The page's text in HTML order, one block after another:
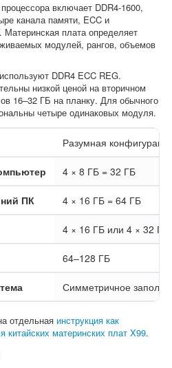
включает DDR4-1600,
канала памяти, ECC и
плата определяет
модулей, рангов, объемов
DDR4 ECC REG.
низкой ценой на вторичном
16–32 ГБ на планку. Для обычного
четыре одинаковых модуля.
Разумная
4 × 8 ГБ = 32 ГБ
ПК 4 × 16 ГБ = 64 ГБ
4 × 16 ГБ или 4 × 32 ГБ
64–128 ГБ
Симметричное
отдельная инструкция как
материнских плат X99.